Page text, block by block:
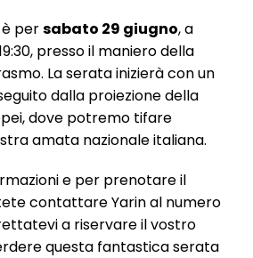
persabato 29 giugno, a
presso il maniero della
La serata inizierà con un
dalla proiezione della
dove potremo tifare
amata nazionale italiana.
e per prenotare il
contattare Yarin al numero
a riservare il vostro
questa fantastica serata